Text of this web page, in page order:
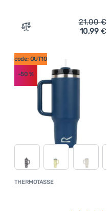
Zum Vergleich
21,00€
10,99 €
THERMOTASSE
code: OUT10
-50 %